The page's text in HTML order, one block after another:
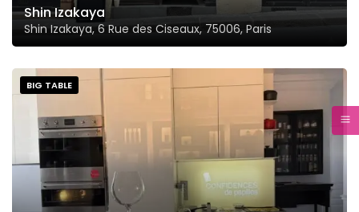
Shin Izakaya
Shin Izakaya, 6 Rue des Ciseaux, 75006, Paris
BIG TABLE